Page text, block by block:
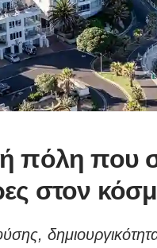
πόλη που
στον